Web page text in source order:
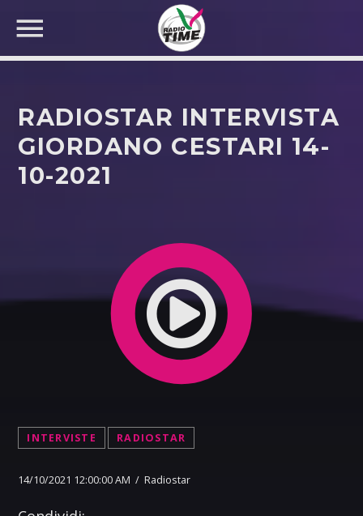
CERCA NEL SITO WEB:
RADIOSTAR INTERVISTA
GIORDANO CESTARI 14-
10-2021
INTERVISTE RADIOSTAR
14/10/2021 12:00:00 AM / Radiostar